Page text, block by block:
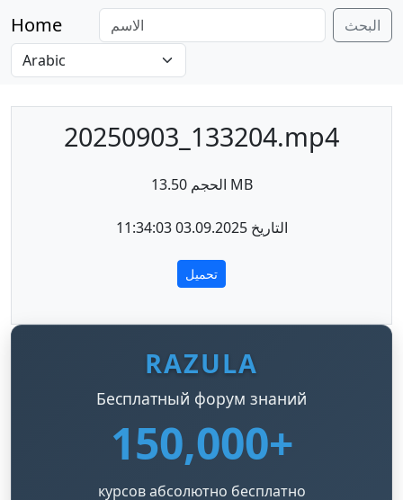
Home البحث
20250903_133204.mp4
الحجم 13.50 MB
التاريخ 03.09.2025 11:34:03
تحميل
RAZULA
Бесплатный форум знаний
150,000+
курсов абсолютно бесплатно